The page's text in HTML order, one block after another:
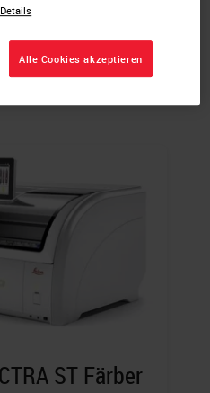
ST Färber
Alle Cookies akzeptieren